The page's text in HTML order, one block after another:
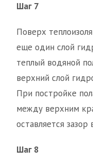
Шаг 7
Поверх
еще один слой
теплый водяной
верхний слой
При постройке
между верхним
оставляется
Шаг 8